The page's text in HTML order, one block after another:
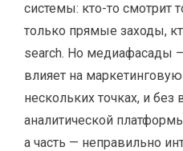
системы: кто-то смотрит
только прямые заходы,
search. Но медиафасады
влияет на
нескольких точках, и без
аналитической
а часть — неправильно